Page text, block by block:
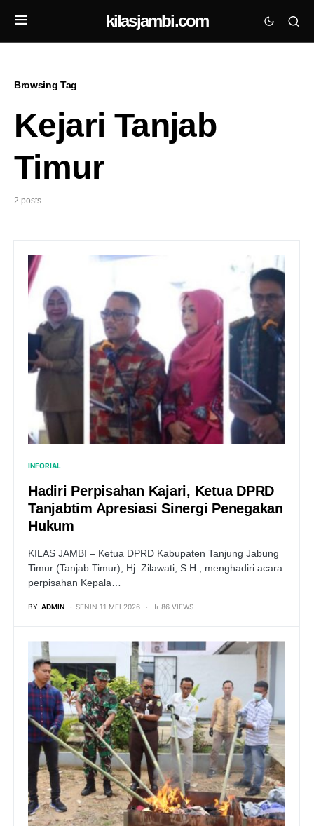
kilasjambi.com
Browsing Tag
Kejari Tanjab
Timur
2 posts
INFORIAL
Hadiri Perpisahan Kajari, Ketua DPRD
Tanjabtim Apresiasi Sinergi Penegakan
Hukum
KILAS JAMBI – Ketua DPRD Kabupaten Tanjung Jabung
Timur (Tanjab Timur), Hj. Zilawati, S.H., menghadiri acara
perpisahan Kepala…
BY ADMIN SENIN 11 MEI 2026 86 VIEWS